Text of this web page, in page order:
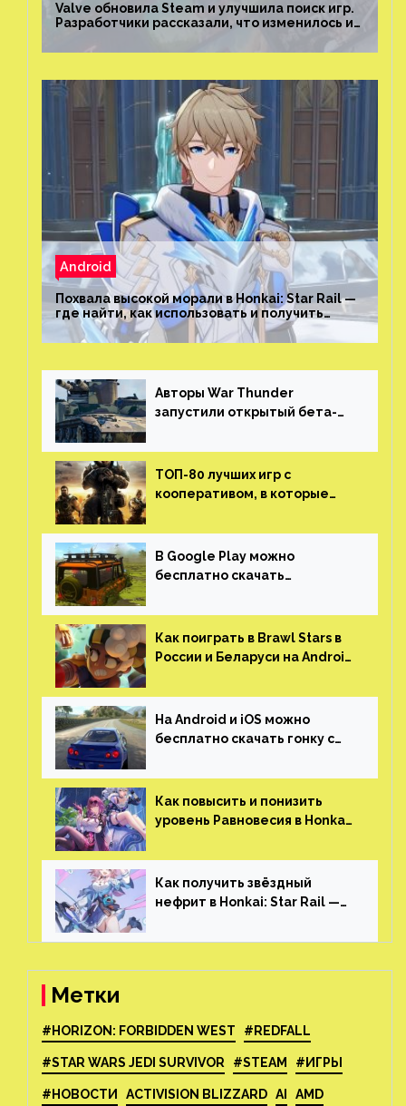
Valve обновила Steam и улучшила поиск игр.
Разработчики рассказали, что изменилось и
Android
Похвала высокой морали в Honkai: Star Rail —
где найти, как использовать и получить
скрытые достижения
Авторы War Thunder
запустили открытый бета-
трейлер и скриншоты
ТОП-80 лучших игр с
кооперативом, в которые
(никаких MMO)
В Google Play можно
бесплатно скачать
открытым миром, прокачкой,
гонками и тюнингом машины
Как поиграть в Brawl Stars в
России и Беларуси на Android
На Android и iOS можно
бесплатно скачать гонку с
который больше, чем в
Skyrim и GTA: San Andreas
Как повысить и понизить
уровень Равновесия в Honkai:
Как получить звёздный
нефрит в Honkai: Star Rail —
Метки
#HORIZON: FORBIDDEN WEST #REDFALL
#STAR WARS JEDI SURVIVOR #STEAM #ИГРЫ
#НОВОСТИ ACTIVISION BLIZZARD AI AMD